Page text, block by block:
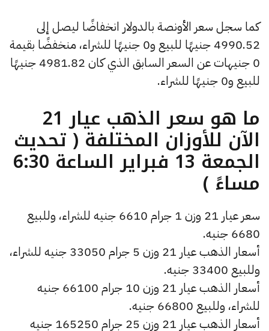
كما سجل سعر الأونصة بالدولار انخفاضًا ليصل إلى
4990.52 جنيهًا للبيع و0 جنيهًا للشراء، منخفضًا بقيمة
0 جنيهات عن السعر السابق الذي كان 4981.82 جنيهًا
للبيع و0 جنيهًا للشراء.
ما هو سعر الذهب عيار 21
الآن للأوزان المختلفة ( تحديث
الجمعة 13 فبراير الساعة 6:30
مساءً )
سعر عيار 21 وزن 1 جرام 6610 جنيه للشراء، وللبيع
6680 جنيه.
أسعار الذهب عيار 21 وزن 5 جرام 33050 جنيه للشراء،
وللبيع 33400 جنيه.
أسعار الذهب عيار 21 وزن 10 جرام 66100 جنيه
للشراء، وللبيع 66800 جنيه.
أسعار الذهب عيار 21 وزن 25 جرام 165250 جنيه